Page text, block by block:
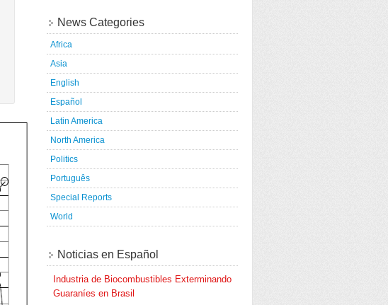
News Categories
Africa
Asia
English
Español
Latin America
North America
Politics
Português
Special Reports
World
Noticias en Español
Industria de Biocombustibles Exterminando
Guaraníes en Brasil